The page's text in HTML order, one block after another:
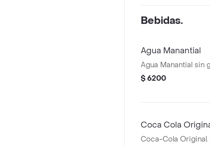
Bebidas.
Agua Manantial
Agua Manantial sin
$ 6200
Coca Cola
Coca-Cola Original.